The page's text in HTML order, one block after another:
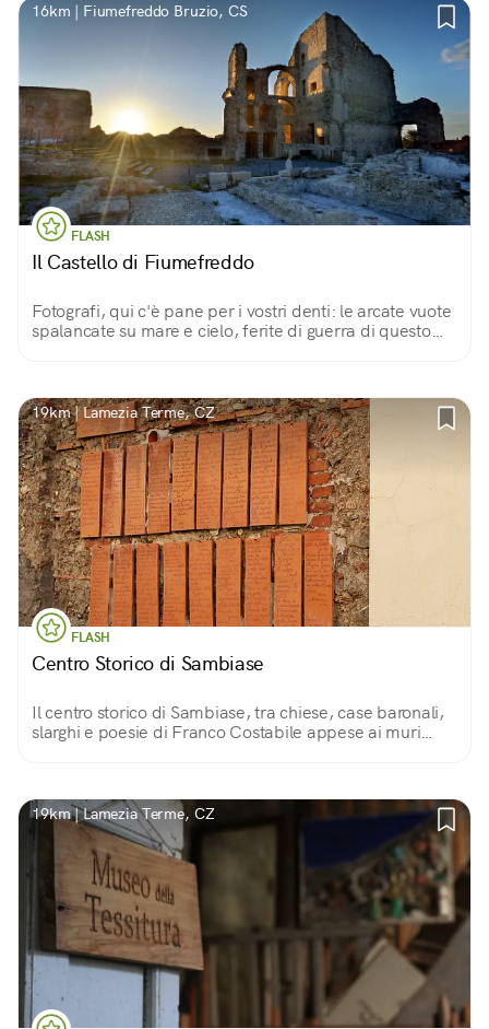
16km | Fiumefreddo Bruzio, CS
FLASH
Il Castello di Fiumefreddo
Fotografi, qui c'è pane per i vostri denti: le arcate vuote
spalancate su mare e cielo, ferite di guerra di questo
19km | Lamezia Terme, CZ
FLASH
Centro Storico di Sambiase
Il centro storico di Sambiase, tra chiese, case baronali,
slarghi e poesie di Franco Costabile appese ai muri
19km | Lamezia Terme, CZ